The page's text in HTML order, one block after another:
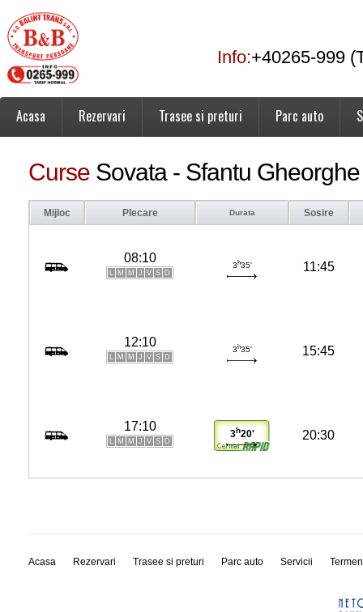
Info:+40265-999
Acasa Rezervari Trasee si preturi Parc auto
Curse Sovata - Sfantu Gheorghe
Mijloc Plecare Durata Sosire
08:10
L M M J V S D
3 h35' 11:45
12:10
L M M J V S D
3 h35' 15:45
17:10
L M M J V S D
3h20' 20:30
Acasa Rezervari Trasee si preturi Parc auto Servicii